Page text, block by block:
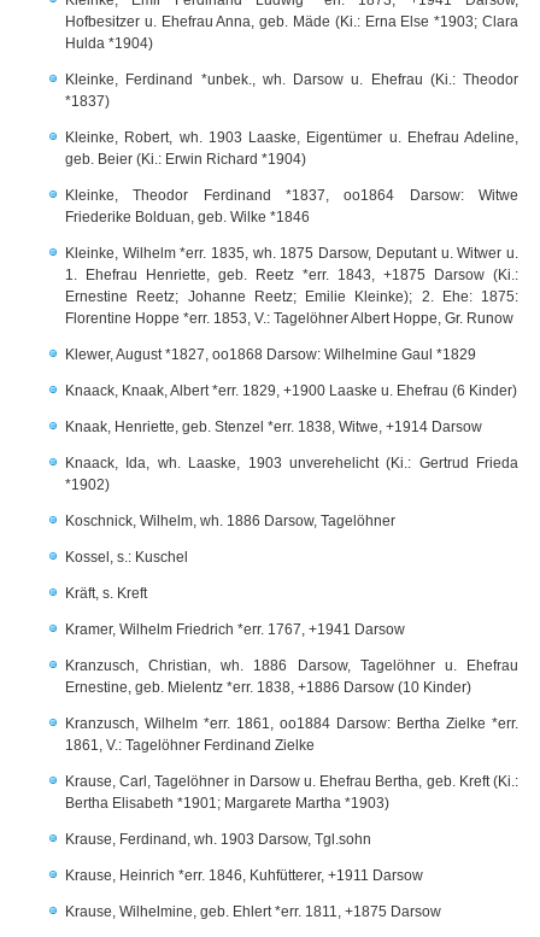
Hofbesitzer u. Ehefrau Anna, geb. Mäde (Ki.: Erna Else *1903; Clara
Hulda *1904)
Kleinke, Ferdinand *unbek., wh. Darsow u. Ehefrau (Ki.: Theodor
*1837)
Kleinke, Robert, wh. 1903 Laaske, Eigentümer u. Ehefrau Adeline,
geb. Beier (Ki.: Erwin Richard *1904)
Kleinke, Theodor Ferdinand *1837, oo1864 Darsow: Witwe
Friederike Bolduan, geb. Wilke *1846
Kleinke, Wilhelm *err. 1835, wh. 1875 Darsow, Deputant u. Witwer u.
1. Ehefrau Henriette, geb. Reetz *err. 1843, +1875 Darsow (Ki.:
Ernestine Reetz; Johanne Reetz; Emilie Kleinke); 2. Ehe: 1875:
Florentine Hoppe *err. 1853, V.: Tagelöhner Albert Hoppe, Gr. Runow
Klewer, August *1827, oo1868 Darsow: Wilhelmine Gaul *1829
Knaack, Knaak, Albert *err. 1829, +1900 Laaske u. Ehefrau (6 Kinder)
Knaak, Henriette, geb. Stenzel *err. 1838, Witwe, +1914 Darsow
Knaack, Ida, wh. Laaske, 1903 unverehelicht (Ki.: Gertrud Frieda
*1902)
Koschnick, Wilhelm, wh. 1886 Darsow, Tagelöhner
Kossel, s.: Kuschel
Kräft, s. Kreft
Kramer, Wilhelm Friedrich *err. 1767, +1941 Darsow
Kranzusch, Christian, wh. 1886 Darsow, Tagelöhner u. Ehefrau
Ernestine, geb. Mielentz *err. 1838, +1886 Darsow (10 Kinder)
Kranzusch, Wilhelm *err. 1861, oo1884 Darsow: Bertha Zielke *err.
1861, V.: Tagelöhner Ferdinand Zielke
Krause, Carl, Tagelöhner in Darsow u. Ehefrau Bertha, geb. Kreft (Ki.:
Bertha Elisabeth *1901; Margarete Martha *1903)
Krause, Ferdinand, wh. 1903 Darsow, Tgl.sohn
Krause, Heinrich *err. 1846, Kuhfütterer, +1911 Darsow
Krause, Wilhelmine, geb. Ehlert *err. 1811, +1875 Darsow